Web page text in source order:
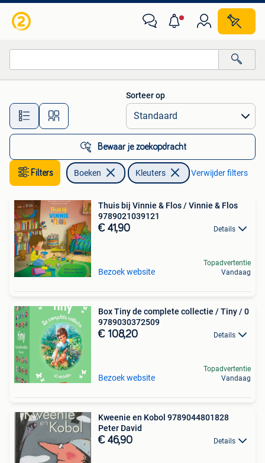
Alle afstanden…
Sorteer op
Bewaar je zoekopdracht
Filters Boeken Kleuters Verwijder filters
Thuis bij Vinnie & Flos / Vinnie & Flos
9789021039121
€ 41,90 Details
Bezoek website
Topadvertentie
Vandaag
Box Tiny de complete collectie / Tiny / 0
9789030372509
€ 108,20 Details
Bezoek website
Topadvertentie
Vandaag
Kweenie en Kobol 9789044801828
Peter David
€ 46,90 Details